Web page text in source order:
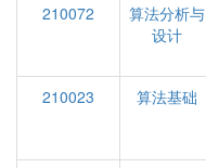
210072
算法分析与
设计
210023
算法基础